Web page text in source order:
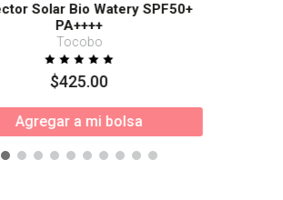
Solar Bio Watery SPF50+
PA++++
Tocobo
$425.00
Agregar a mi bolsa